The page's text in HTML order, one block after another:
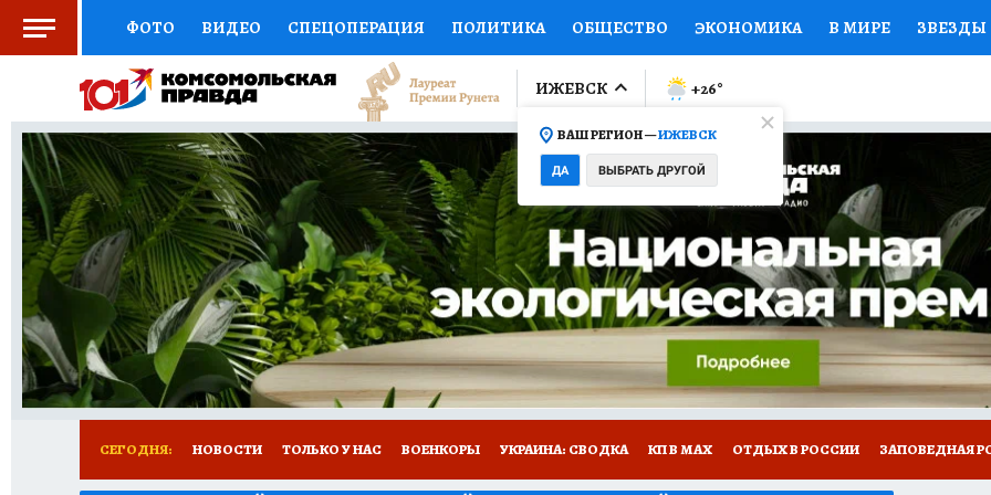
ФОТО ВИДЕО СПЕЦОПЕРАЦИЯ ПОЛИТИКА ОБЩЕСТВО ЭКОНОМИКА В МИРЕ ЗВЕЗДЫ
СОЦПОДДЕРЖКА НАУКА СПОРТ КОЛУМНИСТЫ ПРОИСШЕСТВИЯ НАЦИОНАЛЬНЫЕ
ВЫБОР ЭКСПЕРТОВ ДОКТОР ФИНАНСЫ ОТКРЫВАЕМ МИР Я ЗНАЮ СЕМЬЯ ЖЕНСКИЕ
КНИЖНАЯ ПОЛКА ПРОГНОЗЫ НА СПОРТ ПРОМОКОДЫ СЕРИАЛЫ СПЕЦПРОЕКТЫ
ПРЕСС-ЦЕНТР НЕДВИЖИМОСТЬ ТЕЛЕВИЗОР КОЛЛЕКЦИИ КОНКУРСЫ РАБОТА У НАС
РАДИО КП РЕКЛАМА ТЕСТЫ НОВОЕ НА САЙТЕ
ИЖЕВСК
ВАШ РЕГИОН —ИЖЕВСК
ДА ВЫБРАТЬ ДРУГОЙ
+26°
СЕГОДНЯ: НОВОСТИ ТОЛЬКО У НАС ВОЕНКОРЫ УКРАИНА: СВОДКА КП В МАХ ОТДЫХ В РОССИИ ЗАПОВЕДНАЯ